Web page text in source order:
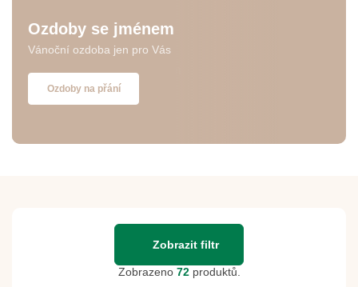
Ozdoby se jménem
Vánoční ozdoba jen pro Vás
Ozdoby na přání
Zobrazit filtr
Zobrazeno 72produktů.